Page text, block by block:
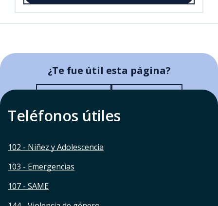
¿Te fue útil esta página?
¿Te fue útil esta página?
Teléfonos útiles
102 - Niñez y Adolescencia
103 - Emergencias
107 - SAME